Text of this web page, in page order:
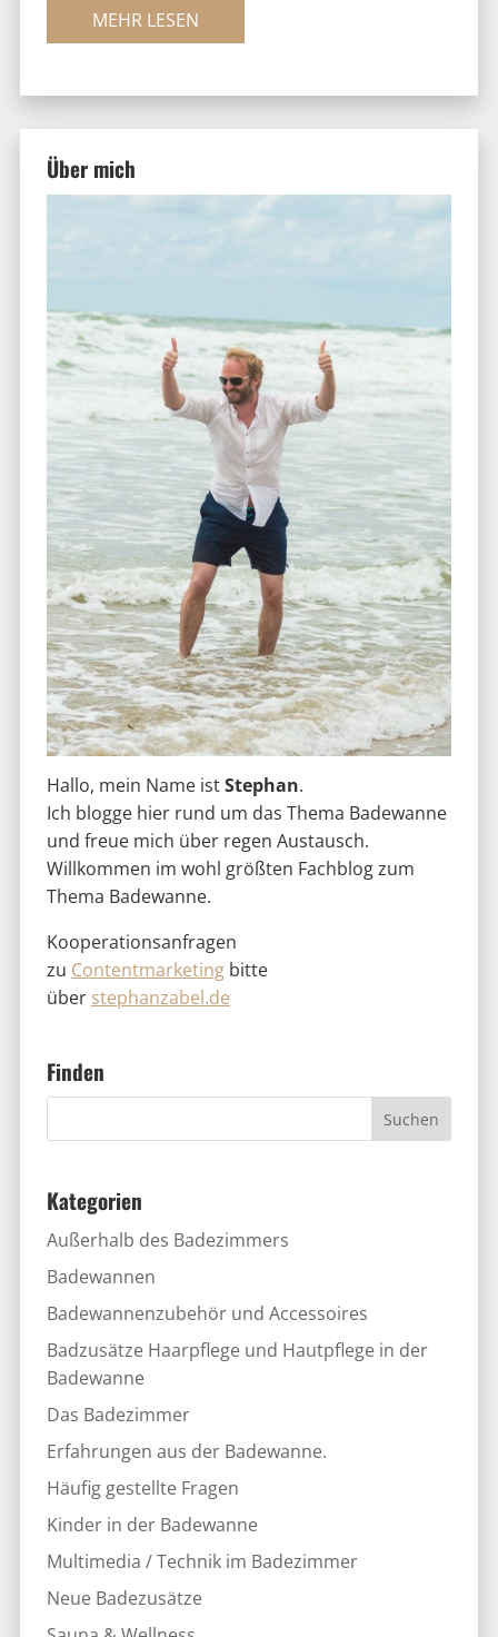
MEHR LESEN
Über mich
Hallo, mein Name istStephan.
Ich blogge hier rund um das Thema Badewanne
und freue mich über regen Austausch.
Willkommen im wohl größten Fachblog zum
Thema Badewanne.
Kooperationsanfragen
zu Contentmarketingbitte
über stephanzabel.de
Finden
Kategorien
Außerhalb des Badezimmers
Badewannen
Badewannenzubehör und Accessoires
Badzusätze Haarpflege und Hautpflege in der
Badewanne
Das Badezimmer
Erfahrungen aus der Badewanne.
Häufig gestellte Fragen
Kinder in der Badewanne
Multimedia / Technik im Badezimmer
Neue Badezusätze